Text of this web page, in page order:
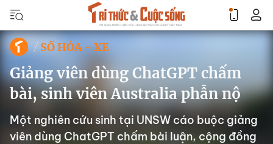
SỐ HÓA - XE
Giảng viên dùng ChatGPT chấm
bài, sinh viên Australia phẫn nộ
Một nghiên cứu sinh tại UNSW cáo buộc giảng
viên dùng ChatGPT chấm bài luận, cộng đồng